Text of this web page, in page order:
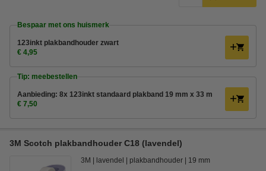
Bespaar met ons huismerk
123inkt plakbandhouder zwart
€ 4,95
Tip: meebestellen
Aanbieding: 8x 123inkt standaard plakband 19 mm x 33 m
€ 7,50
3M Scotch plakbandhouder C18 (lavendel)
3M lavendel plakbandhouder 19 mm